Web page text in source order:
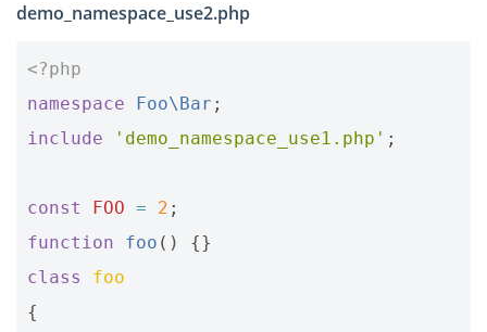
demo_namespace_use2.php
<?php
namespace
Foo\Bar ;
include
'demo_namespace_use1.php' ;
const FOO = 2 ;
function
foo ()
{}
class
foo
{